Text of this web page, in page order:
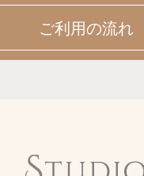
ご利用の流れ